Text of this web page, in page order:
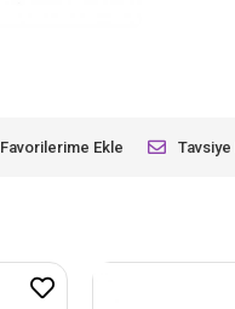
Favorilerime Ekle Tavsiye